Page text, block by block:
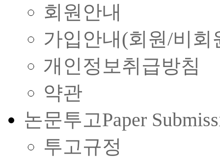
회원안내
가입안내(회원/비회
개인정보취급방침
약관
논문투고Paper
투고규정